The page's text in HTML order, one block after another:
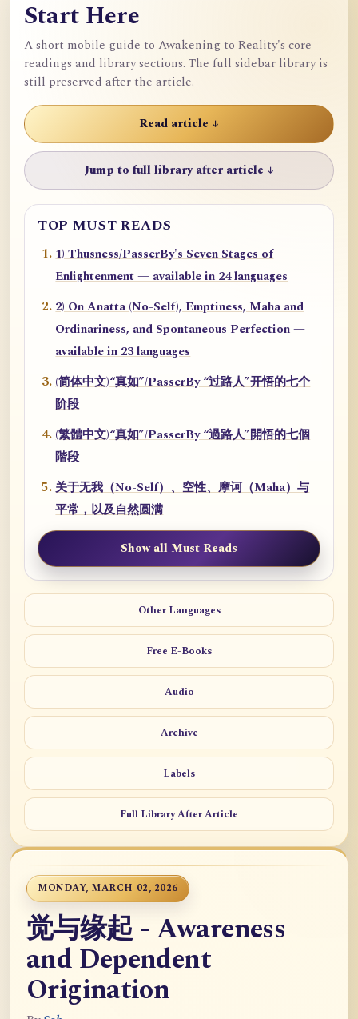
Start Here
A short mobile guide to Awakening to Reality's core
readings and library sections. The full sidebar library is
still preserved after the article.
Read article ↓
Jump to full library after article ↓
TOP MUST READS
1) Thusness/PasserBy's Seven Stages of
Enlightenment — available in 24 languages
2) On Anatta (No-Self), Emptiness, Maha and
Ordinariness, and Spontaneous Perfection —
available in 23 languages
(简体中文)“真如”/PasserBy “过路人”开悟的七个
阶段
(繁體中文)“真如”/PasserBy “過路人”開悟的七個
階段
关于无我（No-Self）、空性、摩诃（Maha）与
平常，以及自然圆满
Show all Must Reads
Other Languages
Free E-Books
Audio
Archive
Labels
Full Library After Article
MONDAY, MARCH 02, 2026
觉与缘起 - Awareness
and Dependent
Origination